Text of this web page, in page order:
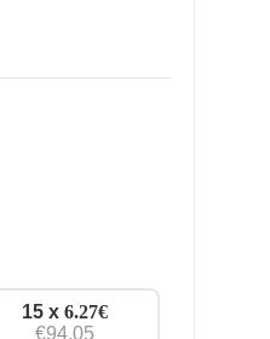
15 x6.27€
€94.05